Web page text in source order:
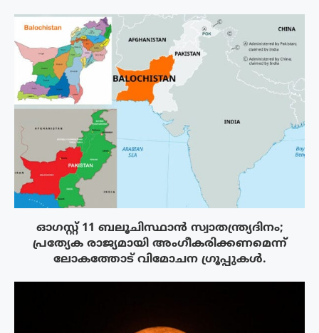
ഓഗസ്റ്റ് 11 ബലൂചിസ്ഥാൻ സ്വാതന്ത്ര്യദിനം;
പ്രത്യേക രാജ്യമായി അംഗീകരിക്കണമെന്ന്
ലോകത്തോട് വിമോചന ഗ്രൂപ്പുകൾ.